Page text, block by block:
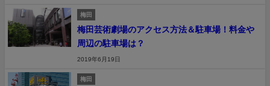
梅田
梅田芸術劇場のアクセス方法＆駐車場！料金や
周辺の駐車場は？
2019年6月19日
梅田